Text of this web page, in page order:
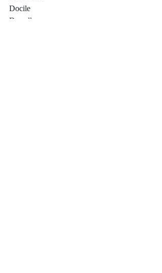
Docile
De celles